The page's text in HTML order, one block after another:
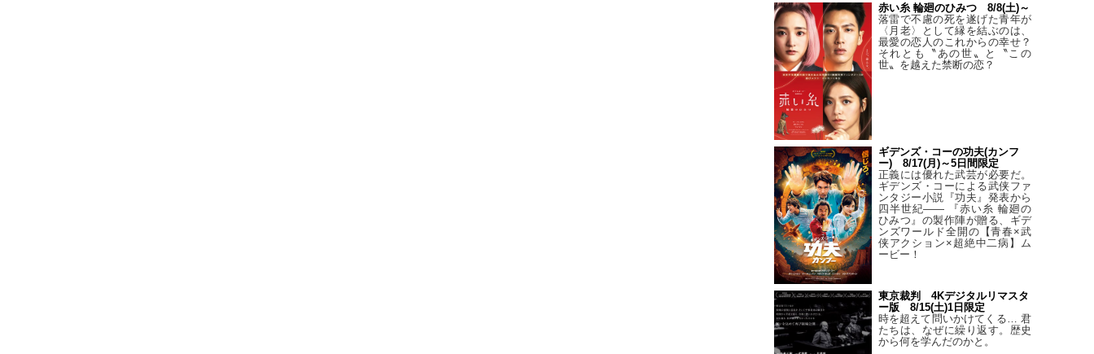
赤い糸 輪廻のひみつ 8/8(土)～
落雷で不慮の死を遂げた青年が
〈月老〉として縁を結ぶのは、
最愛の恋人のこれからの幸せ？
それとも〝あの世〟と〝この
世〟を越えた禁断の恋？
ギデンズ・コーの功夫(カンフ
ー) 8/17(月)～5日間限定
正義には優れた武芸が必要だ。
ギデンズ・コーによる武侠ファ
ンタジー小説『功夫』発表から
四半世紀―― 『赤い糸 輪廻の
ひみつ』の製作陣が贈る、ギデ
ンズワールド全開の【青春×武
侠アクション×超絶中二病】ム
ービー！
東京裁判 4Kデジタルリマスタ
ー版 8/15(土)1日限定
時を超えて問いかけてくる… 君
たちは、なぜに繰り返す。歴史
から何を学んだのかと。